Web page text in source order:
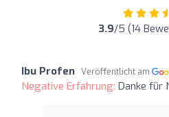
3.9/5 (14
Ibu Profen Veröffentlicht am
Negative Erfahrung: Danke für